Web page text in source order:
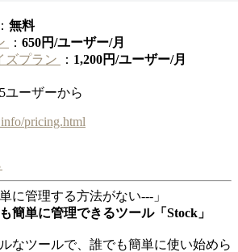
： 無料
： 650円/ユーザー/月
ズプラン
： 1,200円/ユーザー/月
ーザーから
pricing.html
に管理する方法がない---」
簡単に管理できるツール「Stock」
なツールで、誰でも簡単に使い始めら